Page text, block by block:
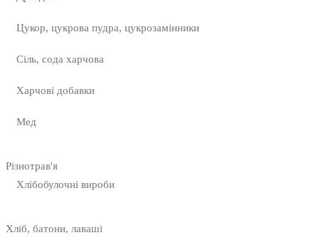
Цукор, цукрова пудра, цукрозамінники
Сіль, сода харчова
Харчові добавки
Мед
Різнотрав'я
Хлібобулочні вироби
Хліб, батони, лаваші